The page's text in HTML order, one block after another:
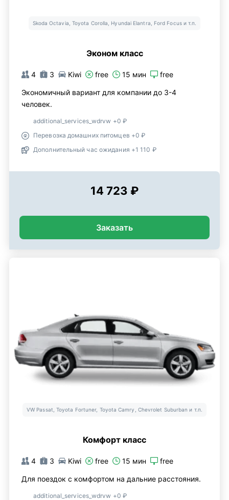
Skoda Octavia, Toyota Corolla, Hyundai Elantra, Ford Focus и т.п.
Эконом класс
4 3 Kiwi free 15 мин free
Экономичный вариант для компании до 3-4
человек.
additional_services_wdrvw +0 ₽
Перевозка домашних питомцев +0 ₽
Дополнительный час ожидания +1 110 ₽
14 723 ₽
Заказать
VW Passat, Toyota Fortuner, Toyota Camry, Chevrolet Suburban и т.п.
Комфорт класс
4 3 Kiwi free 15 мин free
Для поездок с комфортом на дальние расстояния.
additional_services_wdrvw +0 ₽